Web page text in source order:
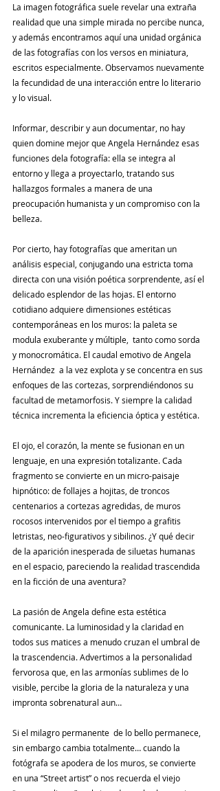
La imagen fotográfica suele revelar una extraña
realidad que una simple mirada no percibe nunca,
y además encontramos aquí una unidad orgánica
de las fotografías con los versos en miniatura,
escritos especialmente. Observamos nuevamente
la fecundidad de una interacción entre lo literario
y lo visual.
Informar, describir y aun documentar, no hay
quien domine mejor que Angela Hernández esas
funciones dela fotografía: ella se integra al
entorno y llega a proyectarlo, tratando sus
hallazgos formales a manera de una
preocupación humanista y un compromiso con la
belleza.
Por cierto, hay fotografías que ameritan un
análisis especial, conjugando una estricta toma
directa con una visión poética sorprendente, así el
delicado esplendor de las hojas. El entorno
cotidiano adquiere dimensiones estéticas
contemporáneas en los muros: la paleta se
modula exuberante y múltiple,  tanto como sorda
y monocromática. El caudal emotivo de Angela
Hernández  a la vez explota y se concentra en sus
enfoques de las cortezas, sorprendiéndonos su
facultad de metamorfosis. Y siempre la calidad
técnica incrementa la eficiencia óptica y estética.
El ojo, el corazón, la mente se fusionan en un
lenguaje, en una expresión totalizante. Cada
fragmento se convierte en un micro-paisaje
hipnótico: de follajes a hojitas, de troncos
centenarios a cortezas agredidas, de muros
rocosos intervenidos por el tiempo a grafitis
letristas, neo-figurativos y sibilinos. ¿Y qué decir
de la aparición inesperada de siluetas humanas
en el espacio, pareciendo la realidad trascendida
en la ficción de una aventura?
La pasión de Angela define esta estética
comunicante. La luminosidad y la claridad en
todos sus matices a menudo cruzan el umbral de
la trascendencia. Advertimos a la personalidad
fervorosa que, en las armonías sublimes de lo
visible, percibe la gloria de la naturaleza y una
impronta sobrenatural aun…
Si el milagro permanente  de lo bello permanece,
sin embargo cambia totalmente… cuando la
fotógrafa se apodera de los muros, se convierte
en una “Street artist” o nos recuerda el viejo